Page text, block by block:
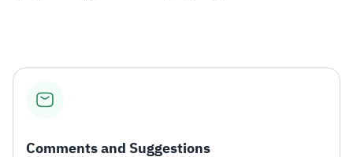
Comments and Suggestions